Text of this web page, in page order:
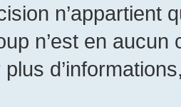
n’appartient
n’est en